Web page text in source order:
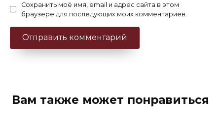
Сохранить моё имя, email и адрес сайта в этом
браузере для последующих моих комментариев.
Вам также может понравиться